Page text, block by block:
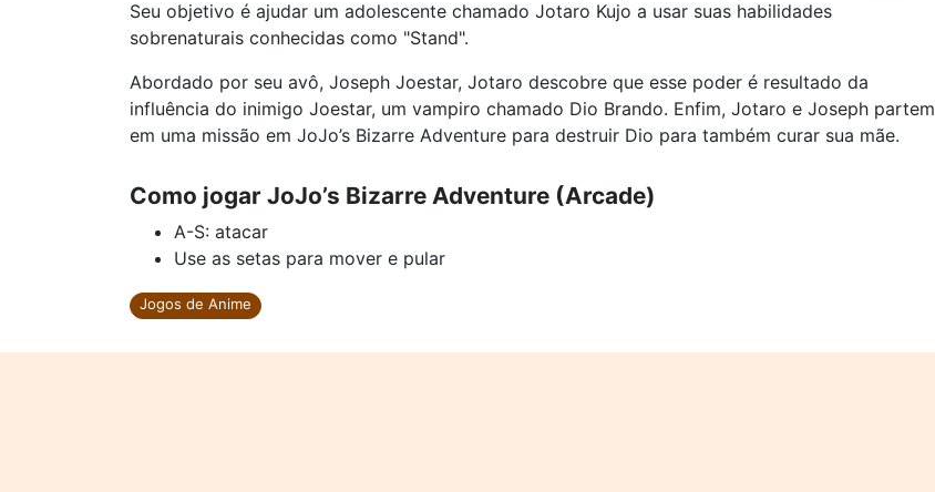
Seu objetivo é ajudar um adolescente chamado Jotaro Kujo a usar suas habilidades
sobrenaturais conhecidas como "Stand".
Abordado por seu avô, Joseph Joestar, Jotaro descobre que esse poder é resultado da
influência do inimigo Joestar, um vampiro chamado Dio Brando. Enfim, Jotaro e Joseph partem
em uma missão em JoJo’s Bizarre Adventure para destruir Dio para também curar sua mãe.
Como jogar JoJo’s Bizarre Adventure (Arcade)
A-S: atacar
Use as setas para mover e pular
Jogos de Anime